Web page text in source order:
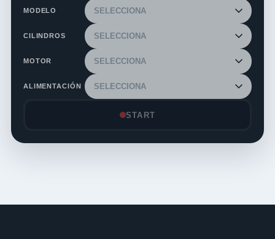
MODELO
CILINDROS
MOTOR
ALIMENTACIÓN
START